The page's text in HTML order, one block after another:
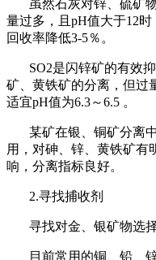
虽然石灰对锌、硫矿
量过多，且pH值大于12
回收率降低3-5％。
SO2是闪锌矿的有效
矿、黄铁矿的分离，但过
适宜pH值为6.3～6.5 。
某矿在银、铜矿分离
用，对砷、锌、黄铁矿有
响，分离指标良好。
2.寻找捕收剂
寻找对金、银矿物选
目前常用的铜、铅、